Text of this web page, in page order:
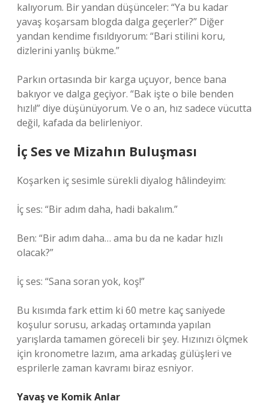
kalıyorum. Bir yandan düşünceler: “Ya bu kadar
yavaş koşarsam blogda dalga geçerler?” Diğer
yandan kendime fısıldıyorum: “Bari stilini koru,
dizlerini yanlış bükme.”
Parkın ortasında bir karga uçuyor, bence bana
bakıyor ve dalga geçiyor. “Bak işte o bile benden
hızlı!” diye düşünüyorum. Ve o an, hız sadece vücutta
değil, kafada da belirleniyor.
İç Ses ve Mizahın Buluşması
Koşarken iç sesimle sürekli diyalog hâlindeyim:
İç ses: “Bir adım daha, hadi bakalım.”
Ben: “Bir adım daha… ama bu da ne kadar hızlı
olacak?”
İç ses: “Sana soran yok, koş!”
Bu kısımda fark ettim ki 60 metre kaç saniyede
koşulur sorusu, arkadaş ortamında yapılan
yarışlarda tamamen göreceli bir şey. Hızınızı ölçmek
için kronometre lazım, ama arkadaş gülüşleri ve
esprilerle zaman kavramı biraz esniyor.
Yavaş ve Komik Anlar